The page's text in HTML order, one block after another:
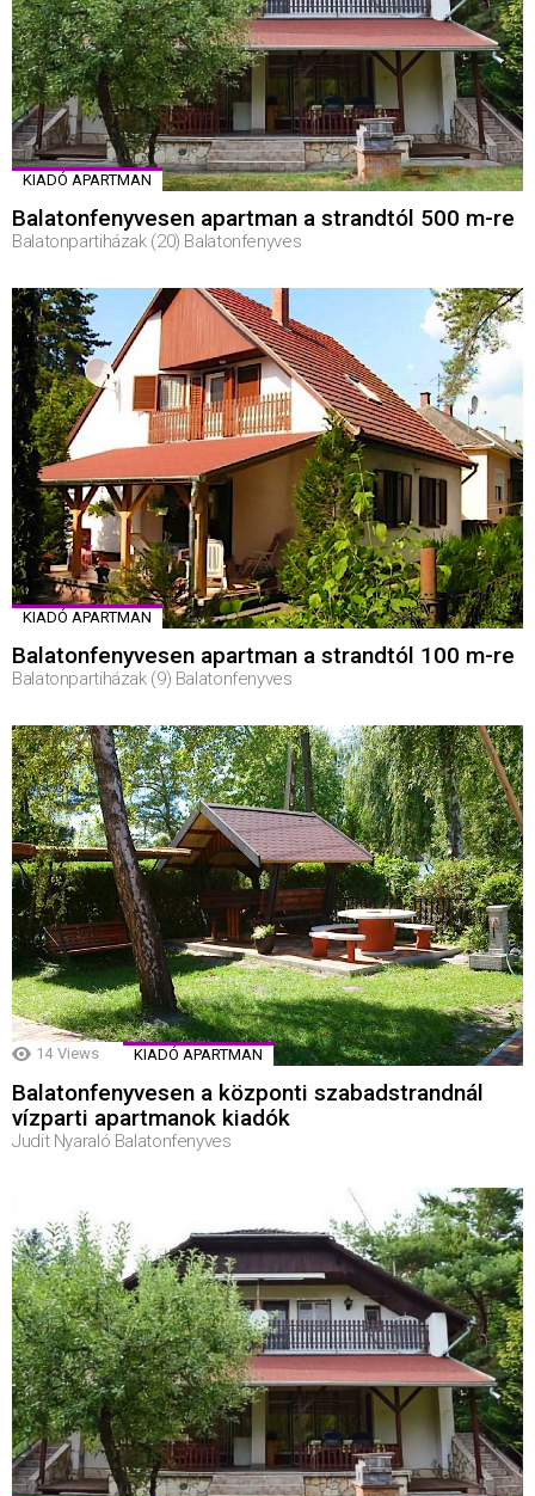
KIADÓ APARTMAN
Balatonfenyvesen apartman a strandtól 500 m-re
Balatonpartiházak (20) Balatonfenyves
KIADÓ APARTMAN
Balatonfenyvesen apartman a strandtól 100 m-re
Balatonpartiházak (9) Balatonfenyves
14 Views KIADÓ APARTMAN
Balatonfenyvesen a központi szabadstrandnál
vízparti apartmanok kiadók
Judit Nyaraló Balatonfenyves